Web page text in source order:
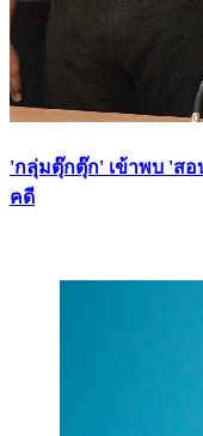
'กลุ่มตุ๊กตุ๊ก' เข้าพบ 'ส
คดี